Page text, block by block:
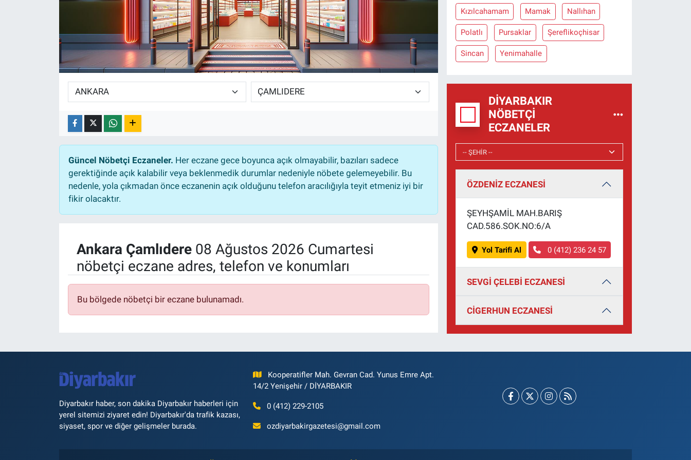
Güncel Nöbetçi Eczaneler. Her eczane gece boyunca açık olmayabilir, bazıları sadece
gerektiğinde açık kalabilir veya beklenmedik durumlar nedeniyle nöbete gelemeyebilir. Bu
nedenle, yola çıkmadan önce eczanenin açık olduğunu telefon aracılığıyla teyit etmeniz iyi bir
fikir olacaktır.
Ankara Çamlıdere08 Ağustos 2026 Cumartesi
nöbetçi eczane adres, telefon ve konumları
Bu bölgede nöbetçi bir eczane bulunamadı.
Kızılcahamam Mamak Nallıhan
Polatlı Pursaklar Şereflikoçhisar
Sincan Yenimahalle
DIYARBAKIR
NÖBETÇI
ECZANELER
ÖZDENİZ ECZANESİ
ŞEYHŞAMİL MAH.BARIŞ
CAD.586.SOK.NO:6/A
Yol Tarifi Al 0 (412) 236 24 57
SEVGİ ÇELEBİ ECZANESİ
CİGERHUN ECZANESİ
Diyarbakır haber, son dakika Diyarbakır haberleri için
yerel sitemizi ziyaret edin! Diyarbakır'da trafik kazası,
siyaset, spor ve diğer gelişmeler burada.
Kooperatifler Mah. Gevran Cad. Yunus Emre Apt.
14/2 Yenişehir / DİYARBAKIR
0 (412) 229-2105
ozdiyarbakirgazetesi@gmail.com
ÖZEL HABER
POLİTİKA
TEKNOLOJİ